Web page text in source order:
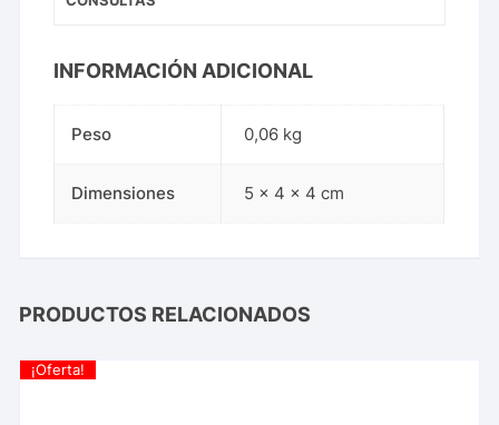
INFORMACIÓN ADICIONAL
Peso 0,06 kg
Dimensiones 5 × 4 × 4 cm
PRODUCTOS RELACIONADOS
¡Oferta!